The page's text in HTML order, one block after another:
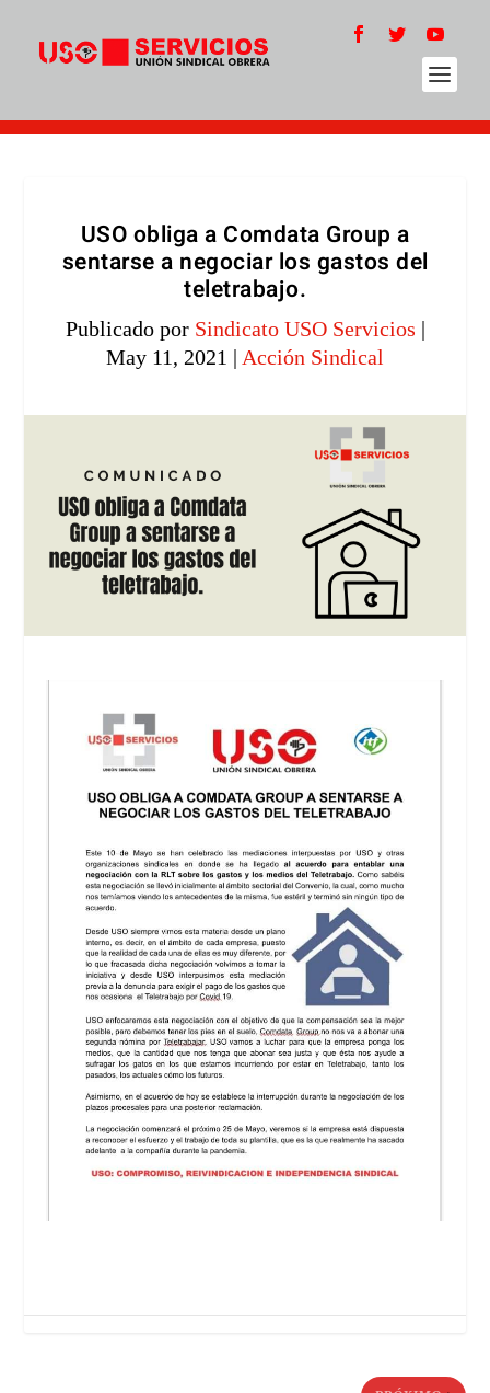
USO obliga a Comdata Group a
sentarse a negociar los gastos del
teletrabajo.
Publicado por Sindicato USO Servicios |
May 11, 2021 | Acción Sindical